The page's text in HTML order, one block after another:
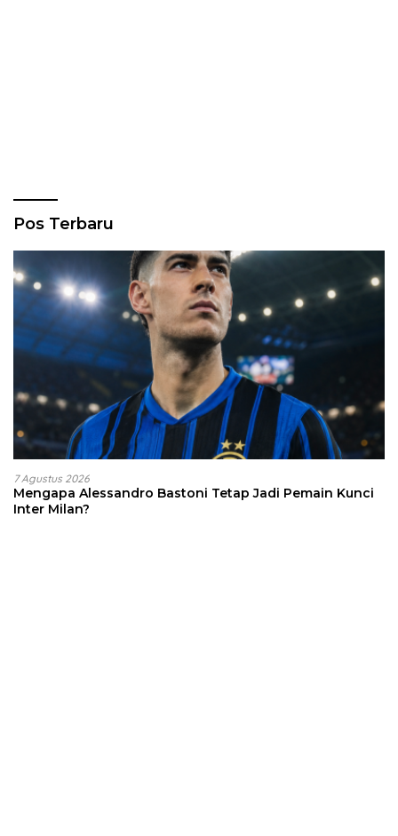
Pos Terbaru
7 Agustus 2026
Mengapa Alessandro Bastoni Tetap Jadi Pemain Kunci
Inter Milan?